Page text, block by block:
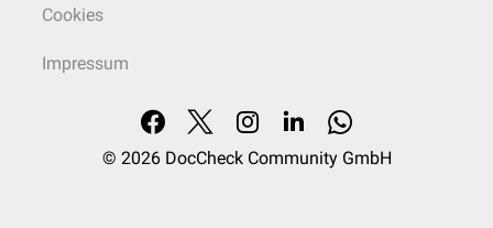
Cookies
Impressum
© 2026 DocCheck Community GmbH